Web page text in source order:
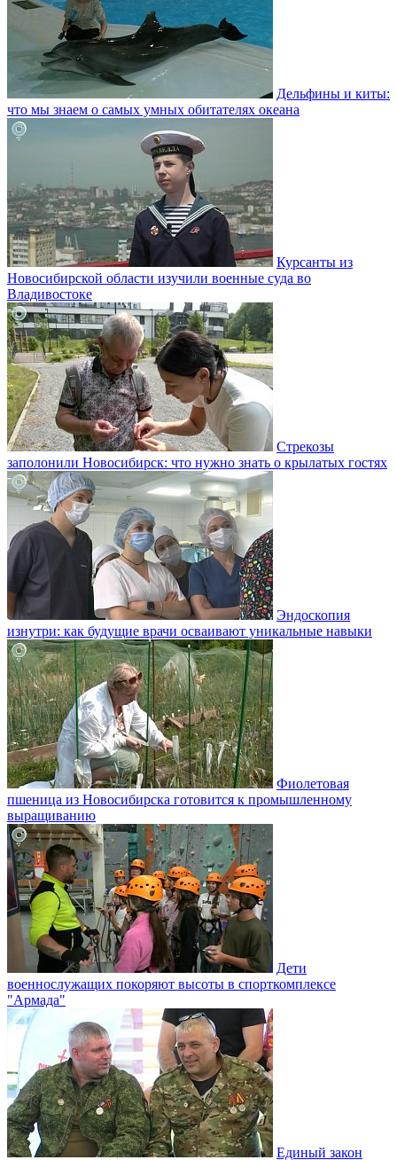
Дельфины и киты:
что мы знаем о самых умных обитателях океана
Курсанты из
Новосибирской области изучили военные суда во
Владивостоке
Стрекозы
заполонили Новосибирск: что нужно знать о крылатых гостях
Эндоскопия
изнутри: как будущие врачи осваивают уникальные навыки
Фиолетовая
пшеница из Новосибирска готовится к промышленному
выращиванию
Дети
военнослужащих покоряют высоты в спорткомплексе
"Армада"
Единый закон